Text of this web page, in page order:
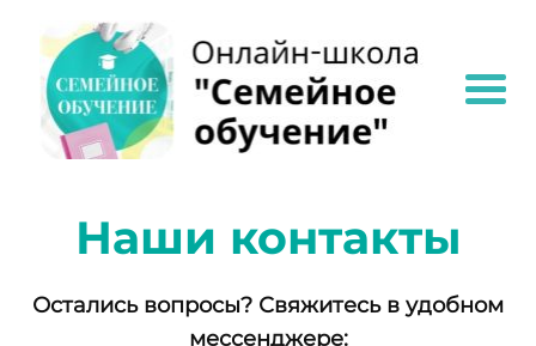
Наши контакты
Остались вопросы? Свяжитесь в удобном
мессенджере: